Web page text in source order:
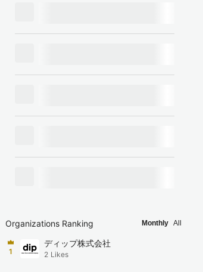
Organizations Ranking Monthly All
1
ディップ株式会社
2 Likes